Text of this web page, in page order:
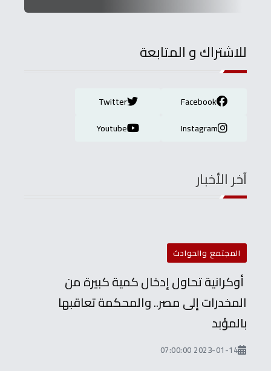
للاشتراك و المتابعة
Facebook
Twitter
Instagram
Youtube
آخر الأخبار
المجتمع والحوادث
أوكرانية تحاول إدخال كمية كبيرة من
المخدرات إلى مصر.. والمحكمة تعاقبها
بالمؤبد
2023-01-14 07:00:00